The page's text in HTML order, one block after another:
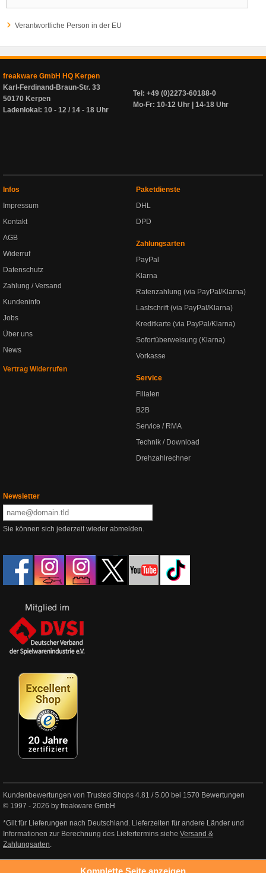
Verantwortliche Person in der EU
freakware GmbH HQ Kerpen
Karl-Ferdinand-Braun-Str. 33
50170 Kerpen
Ladenlokal: 10 - 12 / 14 - 18 Uhr
Tel: +49 (0)2273-60188-0
Mo-Fr: 10-12 Uhr | 14-18 Uhr
Infos
Impressum
Kontakt
AGB
Widerruf
Datenschutz
Zahlung / Versand
Kundeninfo
Jobs
Über uns
News
Vertrag Widerrufen
Paketdienste
DHL
DPD
Zahlungsarten
PayPal
Klarna
Ratenzahlung (via PayPal/Klarna)
Lastschrift (via PayPal/Klarna)
Kreditkarte (via PayPal/Klarna)
Sofortüberweisung (Klarna)
Vorkasse
Service
Filialen
B2B
Service / RMA
Technik / Download
Drehzahlrechner
Newsletter
Sie können sich jederzeit wieder abmelden.
Kundenbewertungen von Trusted Shops 4.81 /5.00 bei 1570 Bewertungen
© 1997 - 2026 by freakware GmbH
*Gilt für Lieferungen nach Deutschland. Lieferzeiten für andere Länder und
Informationen zur Berechnung des Liefertermins siehe Versand &
Zahlungsarten.